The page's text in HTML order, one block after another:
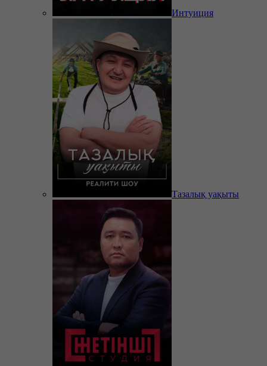
Интуиция
Тазалық уақыты